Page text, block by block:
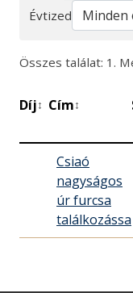
Évtized
Összes találat: 1.
Díj↕ Cím↕
Csiaó
nagyságos
úr furcsa
találkozássa